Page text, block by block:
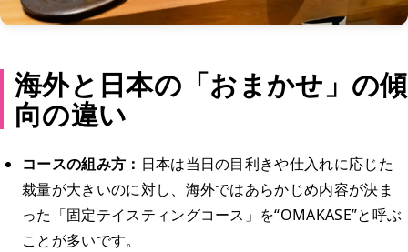
海外と日本の「おまかせ」の傾
向の違い
コースの組み方： 日本は当日の目利きや仕入れに応じた
裁量が大きいのに対し、海外ではあらかじめ内容が決ま
った「固定テイスティングコース」を“OMAKASE”と呼ぶ
ことが多いです。